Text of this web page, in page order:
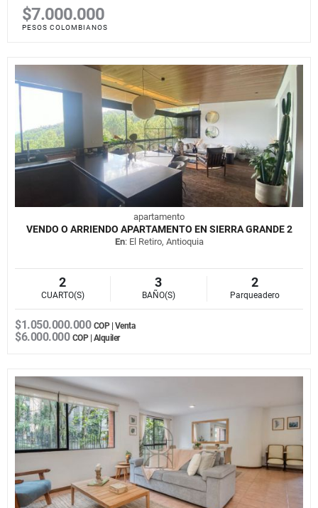
$7.000.000
PESOS COLOMBIANOS
apartamento
VENDO O ARRIENDO APARTAMENTO EN SIERRA GRANDE 2
En: El Retiro, Antioquia
2
CUARTO(S)
3
BAÑO(S)
2
Parqueadero
$1.050.000.000 COP | Venta
$6.000.000 COP | Alquiler